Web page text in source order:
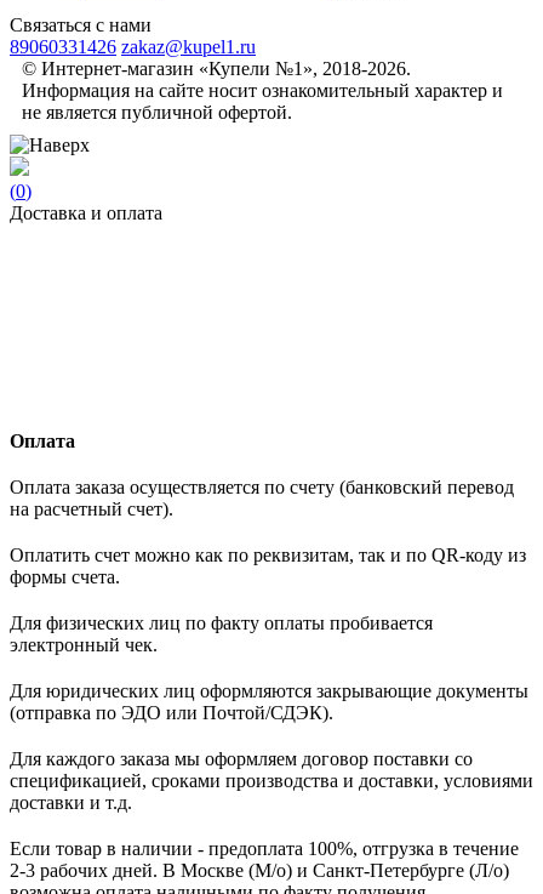
Связаться с нами
89060331426 zakaz@kupel1.ru
© Интернет-магазин «Купели №1», 2018-2026.
Информация на сайте носит ознакомительный характер и
не является публичной офертой.
(0)
Доставка и оплата
Оплата
Оплата заказа осуществляется по счету (банковский перевод
на расчетный счет).
Оплатить счет можно как по реквизитам, так и по QR-коду из
формы счета.
Для физических лиц по факту оплаты пробивается
электронный чек.
Для юридических лиц оформляются закрывающие документы
(отправка по ЭДО или Почтой/СДЭК).
Для каждого заказа мы оформляем договор поставки со
спецификацией, сроками производства и доставки, условиями
доставки и т.д.
Если товар в наличии - предоплата 100%, отгрузка в течение
2-3 рабочих дней. В Москве (М/о) и Санкт-Петербурге (Л/о)